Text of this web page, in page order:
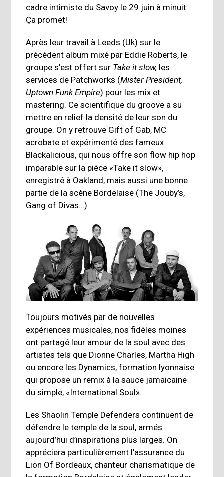
cadre intimiste du Savoy le 29 juin à minuit.
Ça promet!
Après leur travail à Leeds (Uk) sur le
précédent album mixé par Eddie Roberts, le
groupe s’est offert sur Take it slow, les
services de Patchworks (Mister President,
Uptown Funk Empire) pour les mix et
mastering. Ce scientifique du groove a su
mettre en relief la densité de leur son du
groupe. On y retrouve Gift of Gab, MC
acrobate et expérimenté des fameux
Blackalicious, qui nous offre son flow hip hop
imparable sur la pièce «Take it slow»,
enregistré à Oakland, mais aussi une bonne
partie de la scène Bordelaise (The Jouby’s,
Gang of Divas…).
Toujours motivés par de nouvelles
expériences musicales, nos fidèles moines
ont partagé leur amour de la soul avec des
artistes tels que Dionne Charles, Martha High
ou encore les Dynamics, formation lyonnaise
qui propose un remix à la sauce jamaicaine
du simple, «International Soul».
Les Shaolin Temple Defenders continuent de
défendre le temple de la soul, armés
aujourd’hui d’inspirations plus larges. On
appréciera particulièrement l’assurance du
Lion Of Bordeaux, chanteur charismatique de